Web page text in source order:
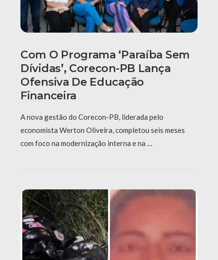
Com O Programa ‘Paraíba Sem
Dívidas’, Corecon-PB Lança
Ofensiva De Educação
Financeira
A nova gestão do Corecon-PB, liderada pelo
economista Werton Oliveira, completou seis meses
com foco na modernização interna e na …